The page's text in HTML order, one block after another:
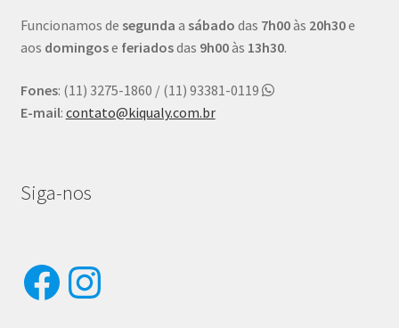
Funcionamos de segunda a sábado das 7h00às 20h30e
aos domingose feriadosdas 9h00às 13h30.
Fones: (11) 3275-1860 / (11) 93381-0119
E-mail: contato@kiqualy.com.br
Siga-nos
Facebook
Instagram